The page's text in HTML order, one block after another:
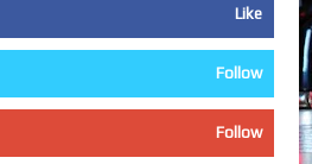
Like
Follow
Follow